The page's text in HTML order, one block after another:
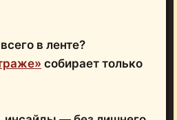
в ленте?
собирает только